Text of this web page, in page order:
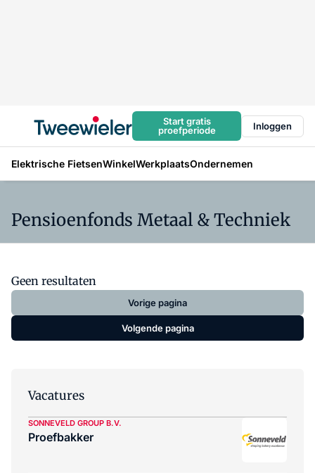
Start gratis
proefperiode
Inloggen
Elektrische FietsenWinkelWerkplaatsOndernemen
Pensioenfonds Metaal & Techniek
Geen resultaten
Vorige pagina
Volgende pagina
Vacatures
SONNEVELD GROUP B.V.
Proefbakker